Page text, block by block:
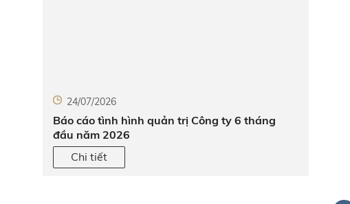
24/07/2026
Báo cáo tình hình quản trị Công ty 6 tháng
đầu năm 2026
Chi tiết